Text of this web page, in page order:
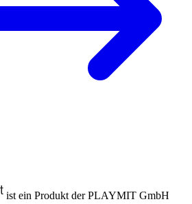
ist ein Produkt der PLAYMIT GmbH